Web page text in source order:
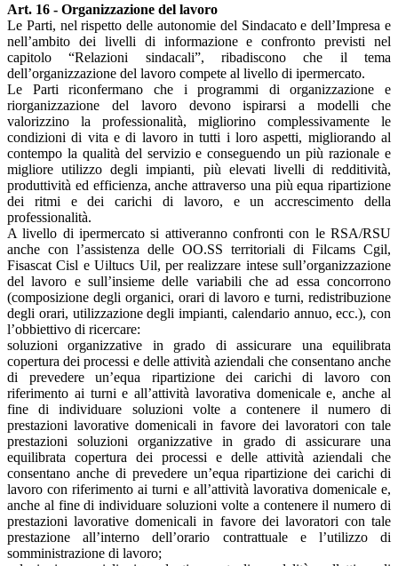
Art. 16 - Organizzazione del lavoro
Le Parti, nel rispetto delle autonomie del Sindacato e dell’Impresa e
nell’ambito dei livelli di informazione e confronto previsti nel
capitolo “Relazioni sindacali”, ribadiscono che il tema
dell’organizzazione del lavoro compete al livello di ipermercato.
Le Parti riconfermano che i programmi di organizzazione e
riorganizzazione del lavoro devono ispirarsi a modelli che
valorizzino la professionalità, migliorino complessivamente le
condizioni di vita e di lavoro in tutti i loro aspetti, migliorando al
contempo la qualità del servizio e conseguendo un più razionale e
migliore utilizzo degli impianti, più elevati livelli di redditività,
produttività ed efficienza, anche attraverso una più equa ripartizione
dei ritmi e dei carichi di lavoro, e un accrescimento della
professionalità.
A livello di ipermercato si attiveranno confronti con le RSA/RSU
anche con l’assistenza delle OO.SS territoriali di Filcams Cgil,
Fisascat Cisl e Uiltucs Uil, per realizzare intese sull’organizzazione
del lavoro e sull’insieme delle variabili che ad essa concorrono
(composizione degli organici, orari di lavoro e turni, redistribuzione
degli orari, utilizzazione degli impianti, calendario annuo, ecc.), con
l’obbiettivo di ricercare:
soluzioni organizzative in grado di assicurare una equilibrata
copertura dei processi e delle attività aziendali che consentano anche
di prevedere un’equa ripartizione dei carichi di lavoro con
riferimento ai turni e all’attività lavorativa domenicale e, anche al
fine di individuare soluzioni volte a contenere il numero di
prestazioni lavorative domenicali in favore dei lavoratori con tale
prestazioni soluzioni organizzative in grado di assicurare una
equilibrata copertura dei processi e delle attività aziendali che
consentano anche di prevedere un’equa ripartizione dei carichi di
lavoro con riferimento ai turni e all’attività lavorativa domenicale e,
anche al fine di individuare soluzioni volte a contenere il numero di
prestazioni lavorative domenicali in favore dei lavoratori con tale
prestazione all’interno dell’orario contrattuale e l’utilizzo di
somministrazione di lavoro;